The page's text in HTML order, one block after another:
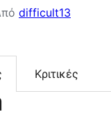
difficult13
Κριτικές